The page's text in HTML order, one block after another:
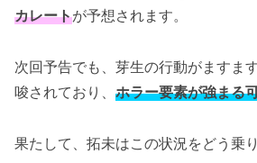
カレートが予想されます。
次回予告でも、芽生の行動がますま
唆されており、 ホラー要素が強まる
果たして、拓未はこの状況をどう乗